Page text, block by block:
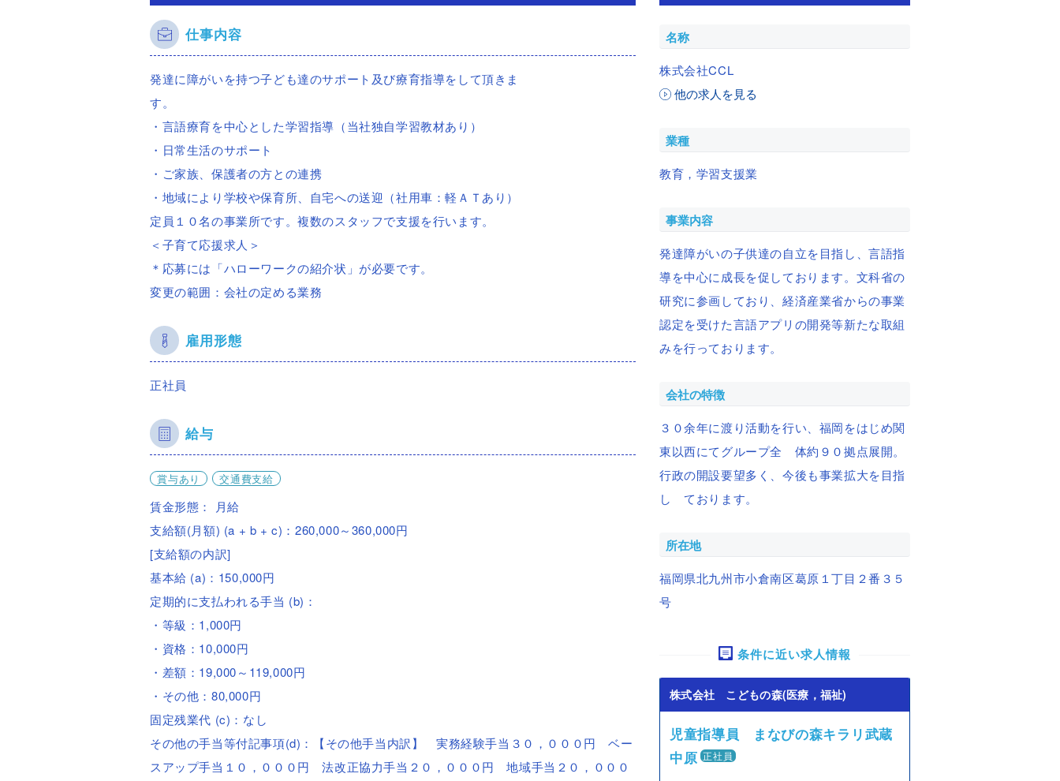
仕事内容
発達に障がいを持つ子ども達のサポート及び療育指導をして頂きま
す。
・言語療育を中心とした学習指導（当社独自学習教材あり）
・日常生活のサポート
・ご家族、保護者の方との連携
・地域により学校や保育所、自宅への送迎（社用車：軽ＡＴあり）
定員１０名の事業所です。複数のスタッフで支援を行います。
＜子育て応援求人＞
＊応募には「ハローワークの紹介状」が必要です。
変更の範囲：会社の定める業務
雇用形態
正社員
給与
賞与あり 交通費支給
賃金形態： 月給
支給額(月額) (a + b + c)：260,000～360,000円
[支給額の内訳]
基本給 (a)：150,000円
定期的に支払われる手当 (b)：
・等級：1,000円
・資格：10,000円
・差額：19,000～119,000円
・その他：80,000円
固定残業代 (c)：なし
その他の手当等付記事項(d)：【その他手当内訳】 実務経験手当３０，０００円 ベー
スアップ手当１０，０００円 法改正協力手当２０，０００円 地域手当２０，０００
名称
株式会社CCL
他の求人を見る
業種
教育，学習支援業
事業内容
発達障がいの子供達の自立を目指し、言語指
導を中心に成長を促しております。文科省の
研究に参画しており、経済産業省からの事業
認定を受けた言語アプリの開発等新たな取組
みを行っております。
会社の特徴
３０余年に渡り活動を行い、福岡をはじめ関
東以西にてグループ全 体約９０拠点展開。
行政の開設要望多く、今後も事業拡大を目指
し ております。
所在地
福岡県北九州市小倉南区葛原１丁目２番３５
号
条件に近い求人情報
株式会社 こどもの森(医療，福祉)
児童指導員 まなびの森キラリ武蔵
中原 正社員